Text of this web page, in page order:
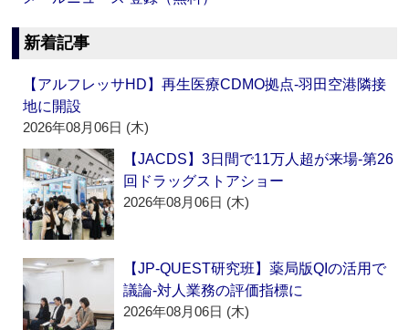
新着記事
【アルフレッサHD】再生医療CDMO拠点‐羽田空港隣接
地に開設
2026年08月06日 (木)
【JACDS】3日間で11万人超が来場‐第26
回ドラッグストアショー
2026年08月06日 (木)
【JP-QUEST研究班】薬局版QIの活用で
議論‐対人業務の評価指標に
2026年08月06日 (木)